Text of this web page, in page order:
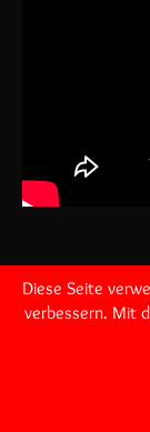
Diese Seite
verbessern. Mit